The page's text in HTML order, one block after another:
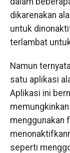
dikarenakan
untuk
terlambat
Namun
satu aplikasi
Aplikasi ini
menggunakan
seperti